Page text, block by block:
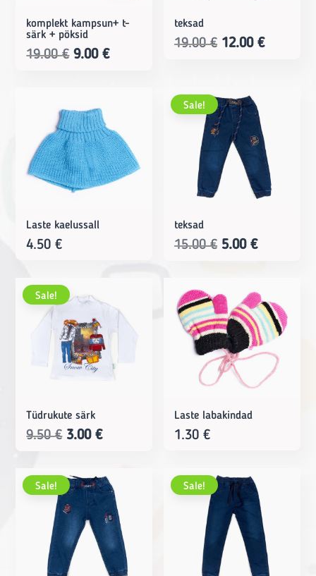
komplekt kampsun+ t-
särk + pöksid
19.00€ Original
19.00 €.
9.00€Current
teksad
19.00€ Original
19.00 €.
12.00€Current
Laste kaelussall
4.50€
Sale!
teksad
15.00€ Original
15.00 €.
5.00€Current
5.00 €.
Sale!
Tüdrukute särk
9.50€ Original
was:
9.50 €.
3.00€Current
is:
3.00 €.
Laste labakindad
1.30€
Sale! Sale!